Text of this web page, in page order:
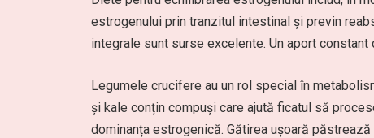
estrogenului prin tranzitul intestinal și previn
integrale sunt surse excelente. Un aport
Legumele crucifere au un rol special în
și kale conțin compuși care ajută ficatul să
dominanța estrogenică. Gătirea ușoară